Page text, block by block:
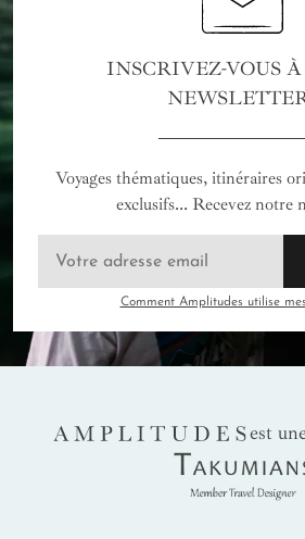
INSCRIVEZ-VOUS
Voyages thématiques, itinéraires
exclusifs... Recevez notre
Comment Amplitudes utilise
AMPLITUDES
est
Takumians